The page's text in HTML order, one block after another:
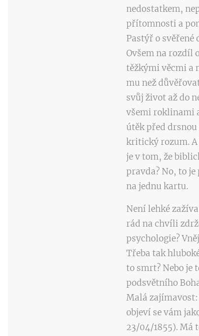
nedostatkem,
přítomnosti a
Pastýř o svěřené
Ovšem na rozdíl
těžkými věcmi a
mu než
svůj život až do
všemi roklinami
útěk před
kritický rozum. A
je v tom, že
pravda? No, to je
na jednu kartu.
Není lehké
rád na chvíli
psychologie?
Třeba tak
to smrt? Nebo je
podsvětního
Malá zajímavost:
objeví se vám
23/04/1855). Má